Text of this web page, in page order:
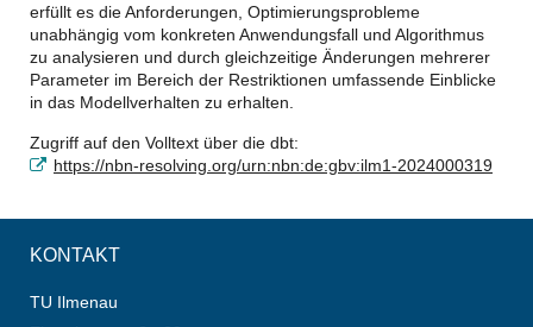
erfüllt es die Anforderungen, Optimierungsprobleme
unabhängig vom konkreten Anwendungsfall und Algorithmus
zu analysieren und durch gleichzeitige Änderungen mehrerer
Parameter im Bereich der Restriktionen umfassende Einblicke
in das Modellverhalten zu erhalten.
Zugriff auf den Volltext über die dbt:
https://nbn-resolving.org/urn:nbn:de:gbv:ilm1-2024000319
KONTAKT
TU Ilmenau